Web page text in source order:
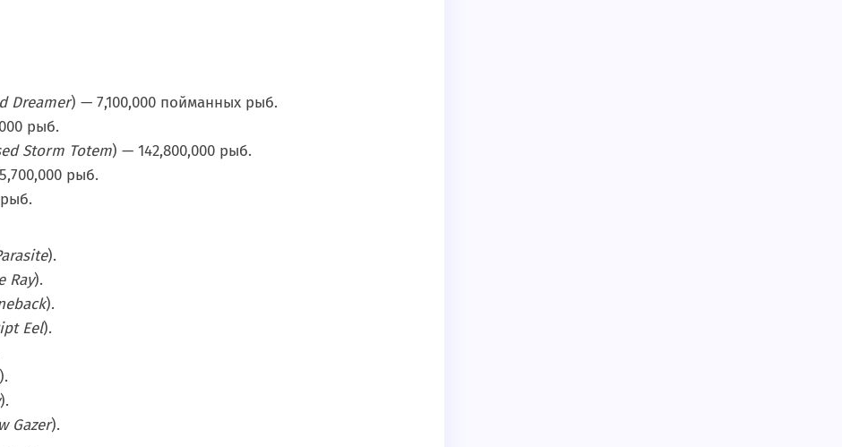
Dreamer) — 7,100,000 пойманных рыб.
рыб.
Storm Totem) — 142,800,000 рыб.
рыб.
).
Ray).
).
Eel).
).
).
Gazer).